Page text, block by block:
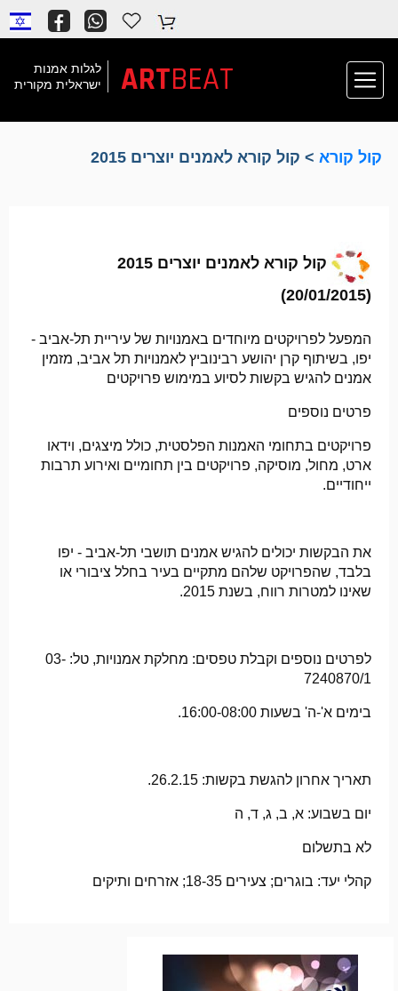
לגלות אמנות
ישראלית מקורית
ARTBEAT
קול קורא> קול קורא לאמנים יוצרים 2015
קול קורא לאמנים יוצרים 2015
(20/01/2015)
המפעל לפרויקטים מיוחדים באמנויות של עיריית תל-אביב -
יפו, בשיתוף קרן יהושע רבינוביץ לאמנויות תל אביב, מזמין
אמנים להגיש בקשות לסיוע במימוש פרויקטים
פרטים נוספים
פרויקטים בתחומי האמנות הפלסטית, כולל מיצגים, וידאו
ארט, מחול, מוסיקה, פרויקטים בין תחומיים ואירוע תרבות
ייחודיים.
את הבקשות יכולים להגיש אמנים תושבי תל-אביב - יפו
בלבד, שהפרויקט שלהם מתקיים בעיר בחלל ציבורי או
שאינו למטרות רווח, בשנת 2015.
לפרטים נוספים וקבלת טפסים: מחלקת אמנויות, טל: 03-
7240870/1
בימים א'-ה' בשעות 16:00-08:00.
תאריך אחרון להגשת בקשות: 26.2.15.
יום בשבוע: א, ב, ג, ד, ה
לא בתשלום
קהלי יעד: בוגרים; צעירים 18-35; אזרחים ותיקים